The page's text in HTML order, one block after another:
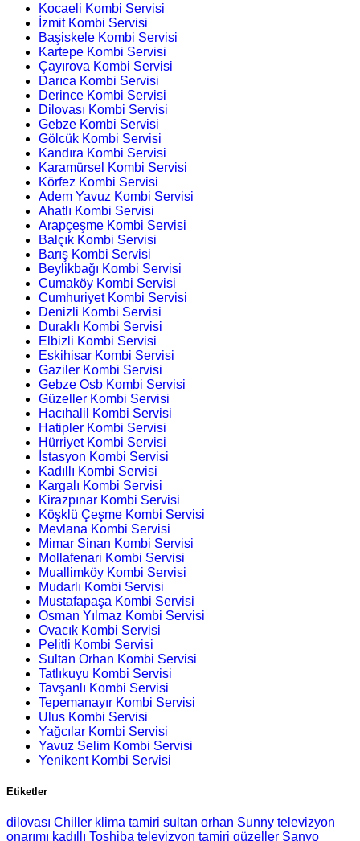
Kocaeli Kombi Servisi
İzmit Kombi Servisi
Başiskele Kombi Servisi
Kartepe Kombi Servisi
Çayırova Kombi Servisi
Darıca Kombi Servisi
Derince Kombi Servisi
Dilovası Kombi Servisi
Gebze Kombi Servisi
Gölcük Kombi Servisi
Kandıra Kombi Servisi
Karamürsel Kombi Servisi
Körfez Kombi Servisi
Adem Yavuz Kombi Servisi
Ahatlı Kombi Servisi
Arapçeşme Kombi Servisi
Balçık Kombi Servisi
Barış Kombi Servisi
Beylikbağı Kombi Servisi
Cumaköy Kombi Servisi
Cumhuriyet Kombi Servisi
Denizli Kombi Servisi
Duraklı Kombi Servisi
Elbizli Kombi Servisi
Eskihisar Kombi Servisi
Gaziler Kombi Servisi
Gebze Osb Kombi Servisi
Güzeller Kombi Servisi
Hacıhalil Kombi Servisi
Hatipler Kombi Servisi
Hürriyet Kombi Servisi
İstasyon Kombi Servisi
Kadıllı Kombi Servisi
Kargalı Kombi Servisi
Kirazpınar Kombi Servisi
Köşklü Çeşme Kombi Servisi
Mevlana Kombi Servisi
Mimar Sinan Kombi Servisi
Mollafenari Kombi Servisi
Muallimköy Kombi Servisi
Mudarlı Kombi Servisi
Mustafapaşa Kombi Servisi
Osman Yılmaz Kombi Servisi
Ovacık Kombi Servisi
Pelitli Kombi Servisi
Sultan Orhan Kombi Servisi
Tatlıkuyu Kombi Servisi
Tavşanlı Kombi Servisi
Tepemanayır Kombi Servisi
Ulus Kombi Servisi
Yağcılar Kombi Servisi
Yavuz Selim Kombi Servisi
Yenikent Kombi Servisi
Etiketler
dilovası Chiller klima tamiri sultan orhan Sunny televizyon
onarımı kadıllı Toshiba televizyon tamiri güzeller Sanyo